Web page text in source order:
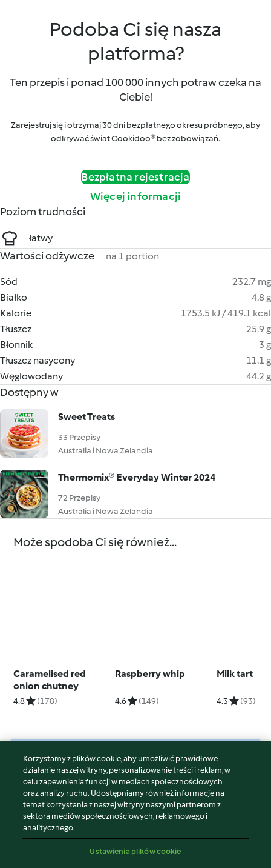
Podoba Ci się nasza
platforma?
Ten przepis i ponad 100 000 innych potraw czeka na
Ciebie!
Zarejestruj się i otrzymaj 30 dni bezpłatnego okresu próbnego, aby
odkrywać świat Cookidoo® bez zobowiązań.
Bezpłatna rejestracja
Więcej informacji
Poziom trudności
łatwy
Wartości odżywcze na 1 portion
Sód
232.7 mg
Białko
4.8 g
Kalorie
1753.5 kJ / 419.1 kcal
Tłuszcz
25.9 g
Błonnik
3 g
Tłuszcz nasycony
11.1 g
Węglowodany
44.2 g
Dostępny w
Sweet Treats
33 Przepisy
Australia i Nowa Zelandia
Thermomix® Everyday Winter 2024
72 Przepisy
Australia i Nowa Zelandia
Może spodoba Ci się również...
Caramelised red
onion chutney
4.8 (178)
Raspberry whip
4.6 (149)
Milk tart
4.3 (93)
© Copyright 2026
Warunki korzystania
Polityka prywatności
Disclaimer
Znak wydawcy
Zgłoś treść
Korzystamy z plików cookie, aby umożliwić prawidłowe
działanie naszej witryny, personalizowanie treści i reklam, w
celu zapewnienia funkcji w mediach społecznościowych
oraz analizy ruchu. Udostępniamy również informacje na
temat korzystania z naszej witryny naszymi partnerom z
sektora mediów społecznościowych, reklamowego i
analitycznego.
Ustawienia plików cookie